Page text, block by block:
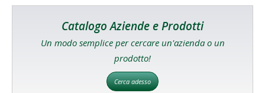
Catalogo Aziende e Prodotti
Un modo semplice per cercare un'azienda o un
prodotto!
Cerca adesso